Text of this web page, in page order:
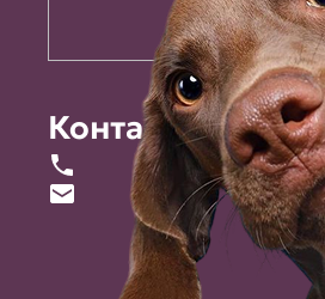
Контакты